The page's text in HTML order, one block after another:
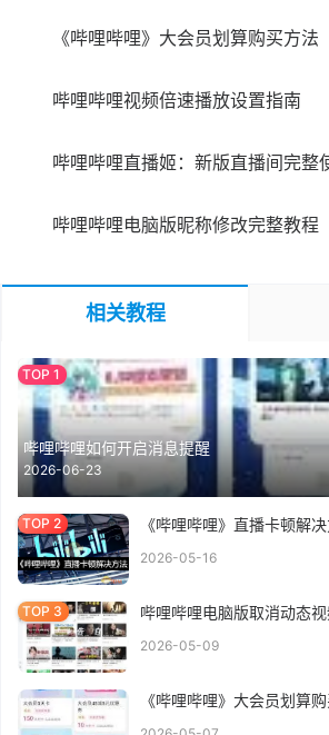
《哔哩哔哩》大会员划算购买方法
哔哩哔哩视频倍速播放设置指南
哔哩哔哩直播姬：新版直播间完整
哔哩哔哩电脑版昵称修改完整教程
相关教程
哔哩哔哩如何开启消息提醒
2026-06-23
《哔哩哔哩》直播卡顿解
2026-05-16
哔哩哔哩电脑版取消动态
2026-05-09
《哔哩哔哩》大会员划算